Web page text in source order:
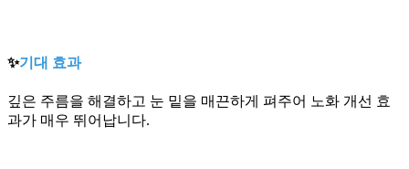
✨기대 효과
깊은 주름을 해결하고 눈 밑을 매끈하게 펴주어 노화 개선 효
과가 매우 뛰어납니다.